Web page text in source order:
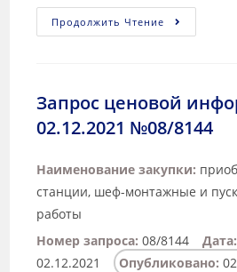
Продолжить Чтение
Запрос ценовой
02.12.2021 №08/8144
Наименование закупки:
станции, шеф-монтажные и
работы
Номер запроса: 08/8144
Дата:
02.12.2021
Опубликовано: